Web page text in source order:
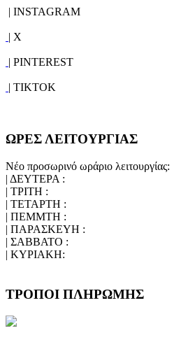
| INSTAGRAM
| X
| PINTEREST
| TIKTOK
ΩΡΕΣ ΛΕΙΤΟΥΡΓΙΑΣ
Νέο προσωρινό ωράριο λειτουργίας:
| ΔΕΥΤΕΡΑ :
| ΤΡΙΤΗ :
| ΤΕΤΑΡΤΗ :
| ΠΕΜΜΤΗ :
| ΠΑΡΑΣΚΕΥΗ :
| ΣΑΒΒΑΤΟ :
| ΚΥΡΙΑΚΗ:
ΤΡΟΠΟΙ ΠΛΗΡΩΜΗΣ